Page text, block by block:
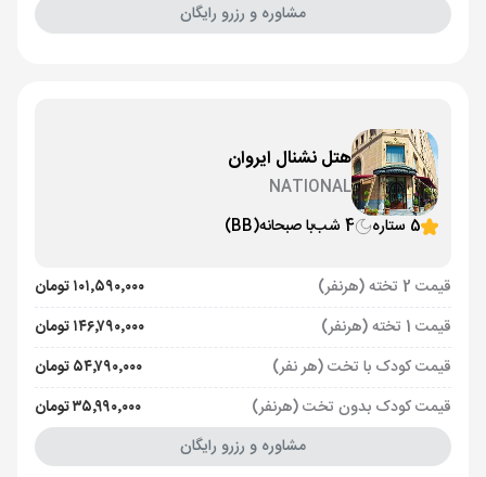
مشاوره و رزرو رایگان
هتل نشنال ایروان
NATIONAL
5 ستاره
4 شب با صبحانه(BB)
قیمت 2 تخته (هرنفر)
۱۰۱٬۵۹۰٬۰۰۰ تومان
قیمت 1 تخته (هرنفر)
۱۴۶٬۷۹۰٬۰۰۰ تومان
قیمت کودک با تخت (هر نفر)
۵۴٬۷۹۰٬۰۰۰ تومان
قیمت کودک بدون تخت (هرنفر)
۳۵٬۹۹۰٬۰۰۰ تومان
مشاوره و رزرو رایگان